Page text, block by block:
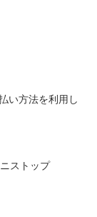
い方法を利用し
ストップ